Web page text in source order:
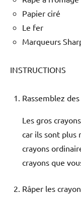
Papier ciré
Le fer
Marqueurs
INSTRUCTIONS
Rassemblez
Les gros
car ils sont plus
crayons
crayons que
Râper les